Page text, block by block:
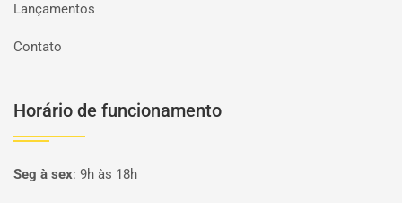
Lançamentos
Contato
Horário de funcionamento
Seg à sex: 9h às 18h